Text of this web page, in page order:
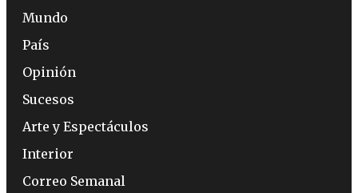
Mundo
País
Opinión
Sucesos
Arte y Espectáculos
Interior
Correo Semanal